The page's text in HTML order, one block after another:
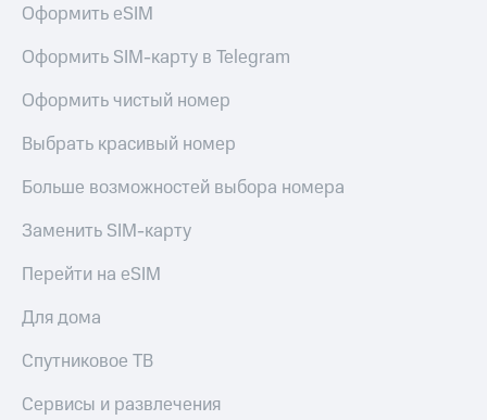
Оформить eSIM
Оформить SIM-карту в Telegram
Оформить чистый номер
Выбрать красивый номер
Больше возможностей выбора номера
Заменить SIM-карту
Перейти на eSIM
Для дома
Спутниковое ТВ
Сервисы и развлечения